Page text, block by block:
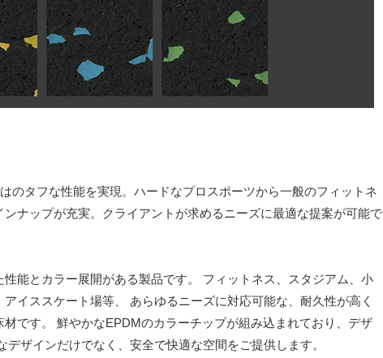
のタフな性能を実現。ハードなプロスポーツから一般のフィットネ
ナップが充実。クライアントが求めるニーズに最適な提案が可能で
能とカラー展開がある製品です。 フィットネス、スタジアム、小
イススケート場等、 あらゆるニーズに対応可能な、耐久性が高く
です。 鮮やかなEPDMのカラーチップが組み込まれており、デザ
ザインだけでなく、安全で快適な空間をご提供します。